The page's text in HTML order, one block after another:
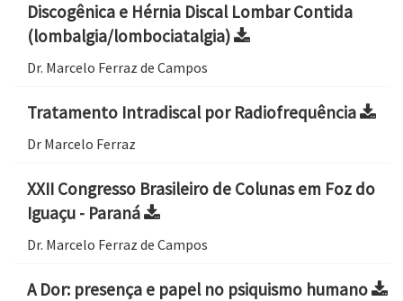
Discogênica e Hérnia Discal Lombar Contida
(lombalgia/lombociatalgia)
Dr. Marcelo Ferraz de Campos
Tratamento Intradiscal por Radiofrequência
Dr Marcelo Ferraz
XXII Congresso Brasileiro de Colunas em Foz do
Iguaçu - Paraná
Dr. Marcelo Ferraz de Campos
A Dor: presença e papel no psiquismo humano